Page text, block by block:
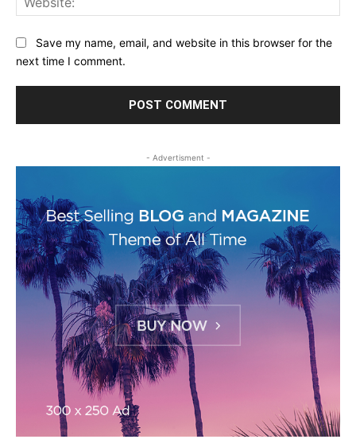
Save my name, email, and website in this browser for the
next time I comment.
- Advertisment -